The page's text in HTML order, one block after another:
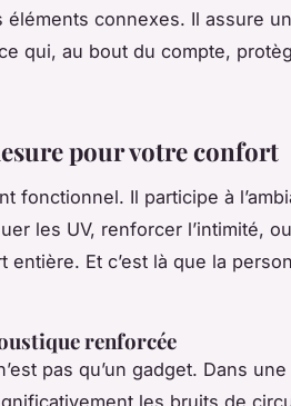
connexes. Il assure
qui, au bout du compte,
pour votre confort
fonctionnel. Il participe à
les UV, renforcer l’intimité,
entière. Et c’est là que la
renforcée
pas qu’un gadget. Dans